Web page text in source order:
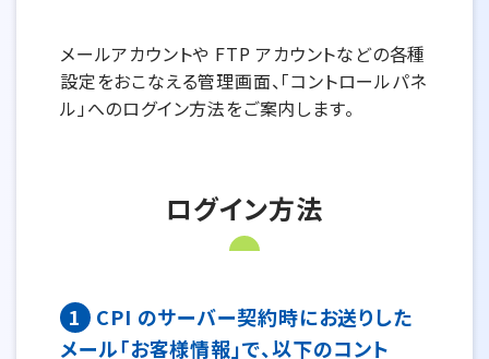
メールアカウントや FTP アカウントなどの各種
設定をおこなえる管理画面、「コントロールパネ
ル」へのログイン方法をご案内します。
ログイン方法
1
CPI のサーバー契約時にお送りした
メール「お客様情報」で、以下のコント